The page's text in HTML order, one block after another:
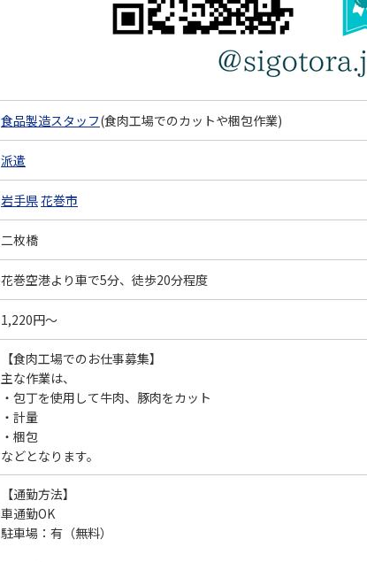
食品製造スタッフ(食肉工場でのカットや梱包作業)
派遣
岩手県花巻市
二枚橋
花巻空港より車で5分、徒歩20分程度
1,220円～
【食肉工場でのお仕事募集】
主な作業は、
・包丁を使用して牛肉、豚肉をカット
・計量
・梱包
などとなります。
【通勤方法】
車通勤OK
駐車場：有（無料）